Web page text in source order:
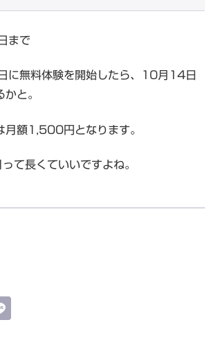
まで
に無料体験を開始したら、10月14日
と。
月額1,500円となります。
て長くていいですよね。